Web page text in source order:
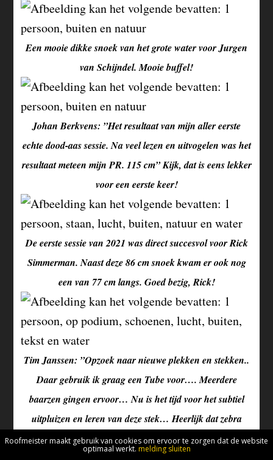
Een mooie dikke snoek van het grote water voor Jurgen
van Schijndel. Mooie buffel!
Johan Berkvens: ”Het resultaat van mijn aller eerste
echte dood-aas sessie. Na veel lezen en uitvogelen was het
resultaat meteen mijn PR. 115 cm” Kijk, dat is eens lekker
voor een eerste keer!
De eerste sessie van 2021 was direct succesvol voor Rick
Simmerman. Naast deze 86 cm snoek kwam er ook nog
een van 77 cm langs. Goed bezig, Rick!
Tim Janssen: ”Opzoek naar nieuwe plekken en stekken..
Daar gebruik ik graag een Tube voor…. Meerdere
baarzen gingen ervoor… Nu is het tijd voor het subtiel
uitpluizen en leren van deze stek… Heerlijk dat zebra
spelletje” Gaaf Tim, en hele mooie foto ook!
Roofmeister maakt gebruik van cookies om ervoor te zorgen dat de website
optimaal werkt. melding sluiten